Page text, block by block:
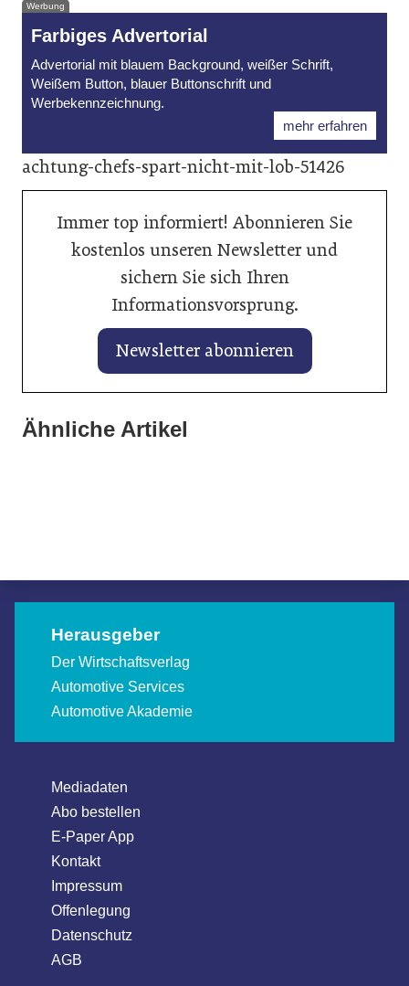
Werbung
Farbiges Advertorial
Advertorial mit blauem Background, weißer Schrift,
Weißem Button, blauer Buttonschrift und
Werbekennzeichnung.
mehr erfahren
achtung-chefs-spart-nicht-mit-lob-51426
Immer top informiert! Abonnieren Sie
kostenlos unseren Newsletter und
sichern Sie sich Ihren
Informationsvorsprung.
Newsletter abonnieren
Ähnliche Artikel
16. Januar 2026
Volkswagen, SEAT und CUPRA starten
Herausgeber
Der Wirtschaftsverlag
Automotive Services
Automotive Akademie
Mediadaten
Abo bestellen
E-Paper App
Kontakt
Impressum
Offenlegung
Datenschutz
AGB